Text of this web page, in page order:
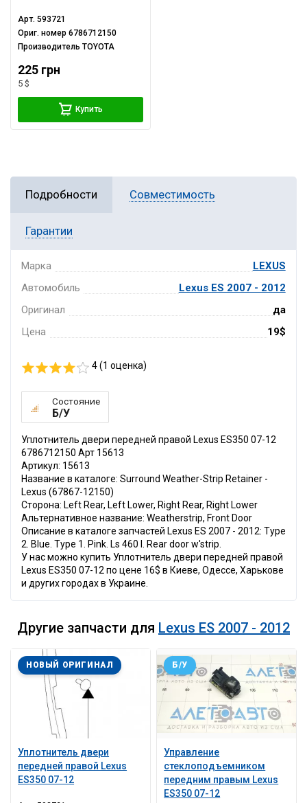
Арт.593721
Ориг. номер6786712150
ПроизводительTOYOTA
225 грн
5 $
Купить
Подробности Совместимость
Гарантии
Марка
LEXUS
Автомобиль
Lexus ES 2007 - 2012
Оригинал
да
Цена
19$
4 (1 оценка)
Состояние
Б/У
Уплотнитель двери передней правой Lexus ES350 07-12
6786712150 Арт 15613
Артикул: 15613
Название в каталоге: Surround Weather-Strip Retainer -
Lexus (67867-12150)
Сторона: Left Rear, Left Lower, Right Rear, Right Lower
Альтернативное название: Weatherstrip, Front Door
Описание в каталоге запчастей Lexus ES 2007 - 2012: Type
2. Blue. Type 1. Pink. Ls 460 l. Rear door w'strip.
У нас можно купить Уплотнитель двери передней правой
Lexus ES350 07-12 по цене 16$ в Киеве, Одессе, Харькове
и других городах в Украине.
Другие запчасти для Lexus ES 2007 - 2012
Уплотнитель двери
передней правой Lexus
ES350 07-12
НОВЫЙ ОРИГИНАЛ
Управление
стеклоподъемником
передним правым Lexus
ES350 07-12
Б/У